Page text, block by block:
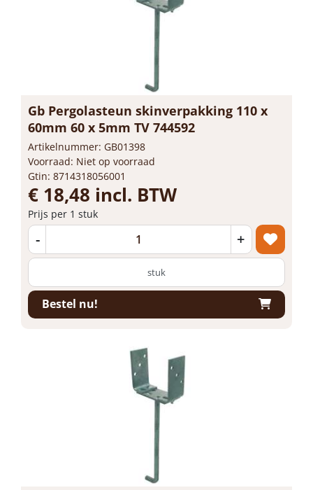
Gb Pergolasteun skinverpakking 110 x
60mm 60 x 5mm TV 744592
Artikelnummer: GB01398
Voorraad: Niet op voorraad
Gtin: 8714318056001
€ 18,48 incl. BTW
Prijs per 1 stuk
- +
stuk
Bestel nu!